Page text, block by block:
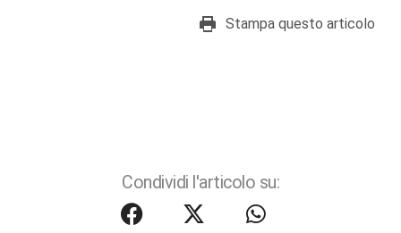
Stampa questo articolo
Condividi l'articolo su: